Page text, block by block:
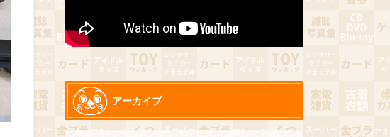
アーカイブ